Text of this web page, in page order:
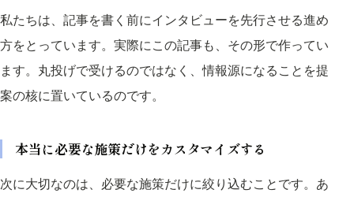
私たちは、記事を書く前にインタビューを先行させる進め
方をとっています。実際にこの記事も、その形で作ってい
ます。丸投げで受けるのではなく、情報源になることを提
案の核に置いているのです。
本当に必要な施策だけをカスタマイズする
次に大切なのは、必要な施策だけに絞り込むことです。あ